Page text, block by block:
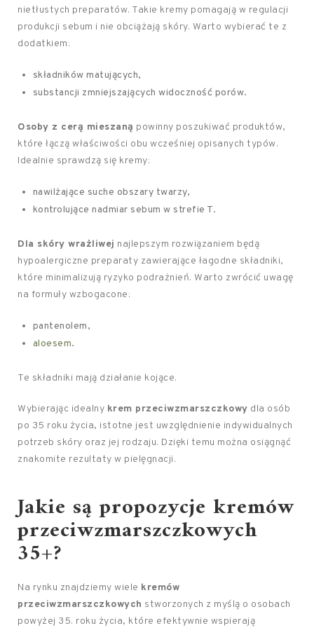
nietłustych preparatów. Takie kremy pomagają w regulacji
produkcji sebum i nie obciążają skóry. Warto wybierać te z
dodatkiem:
składników matujących,
substancji zmniejszających widoczność porów.
Osoby z cerą mieszaną powinny poszukiwać produktów,
które łączą właściwości obu wcześniej opisanych typów.
Idealnie sprawdzą się kremy:
nawilżające suche obszary twarzy,
kontrolujące nadmiar sebum w strefie T.
Dla skóry wrażliwej najlepszym rozwiązaniem będą
hypoalergiczne preparaty zawierające łagodne składniki,
które minimalizują ryzyko podrażnień. Warto zwrócić uwagę
na formuły wzbogacone:
pantenolem,
aloesem.
Te składniki mają działanie kojące.
Wybierając idealny krem przeciwzmarszczkowy dla osób
po 35 roku życia, istotne jest uwzględnienie indywidualnych
potrzeb skóry oraz jej rodzaju. Dzięki temu można osiągnąć
znakomite rezultaty w pielęgnacji.
Jakie są propozycje kremów
przeciwzmarszczkowych
35+?
Na rynku znajdziemy wiele kremów
przeciwzmarszczkowych stworzonych z myślą o osobach
powyżej 35. roku życia, które efektywnie wspierają